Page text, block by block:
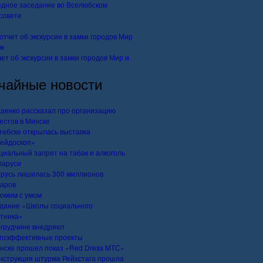
заседание во Вселюбском
об экскурсии в замки городов Мир и
новости
рассказал про организацию
в Минске
открылась выставка
запрет на табак и алкоголь
лишилась 300 миллионов
с умом
«Школы социального
внедряют
проекты
прошел показ «Red Dress МТС»
штурма Рейхстага прошла